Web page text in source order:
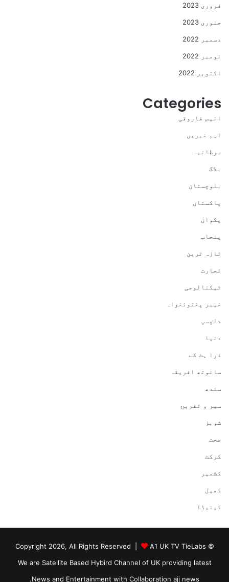
فروری 2023
جنوری 2023
دسمبر 2022
نومبر 2022
اکتوبر 2022
Categories
انیس فاروقی
اہم خبریں
برطانیہ
بلاگ
بلوچستان
پاکستان
پکوان
پنجاب
تازہ ترین
تجارت
ٹیکنالوجی
خیبر پختونخواہ
دلچسپ
دنیا
ذرا ہٹ کے
سائوتھ افریقہ
سندھ
سیر و تفریح
شوبز
صحت
کرکٹ
کشمیر
کھیل
کینیڈا
© Copyright 2026, All Rights Reserved |
A1 UK TV TieLabs
We are Satellite Based Hybird Channel of UK providing latest
News and Entertainment with Collaboration ajj news.